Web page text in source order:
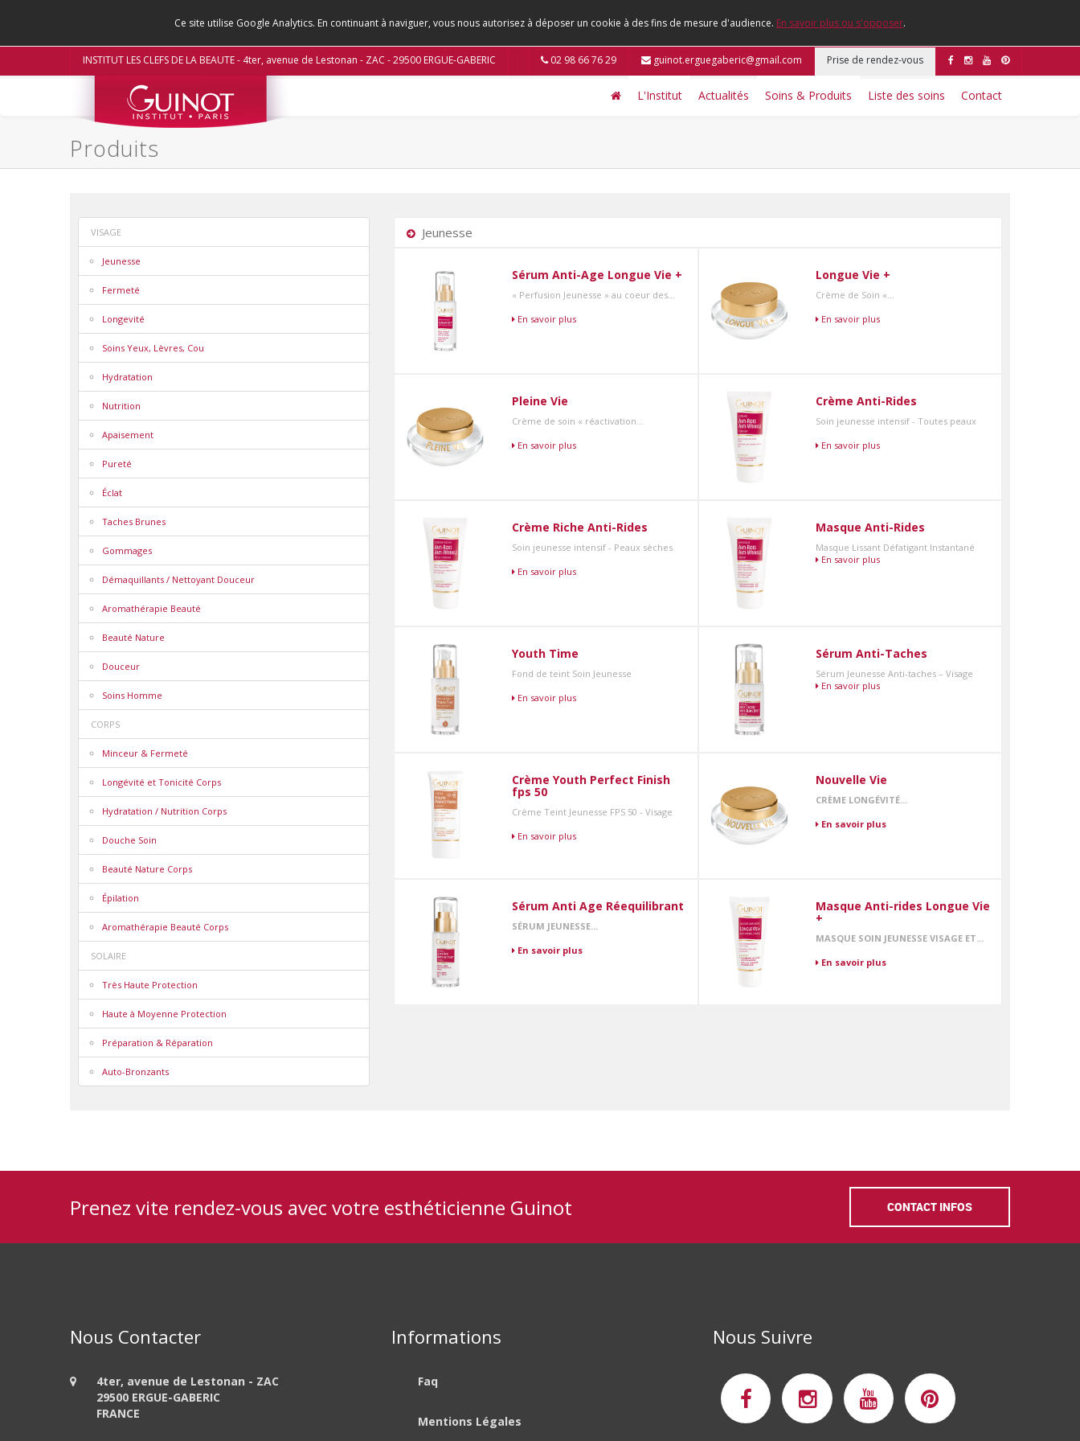
Ce site utilise Google Analytics. En continuant à naviguer, vous nous autorisez à déposer un cookie à des fins de mesure d'audience. En savoir plus ou s'opposer.
INSTITUT LES CLEFS DE LA BEAUTE - 4ter, avenue de Lestonan - ZAC - 29500 ERGUE-GABERIC 02 98 66 76 29 guinot.erguegaberic@gmail.com Prise de rendez-vous
L'Institut Actualités Soins & Produits Liste des soins Contact
Produits
VISAGE
Jeunesse
Fermeté
Longevité
Soins Yeux, Lèvres, Cou
Hydratation
Nutrition
Apaisement
Pureté
Éclat
Taches Brunes
Gommages
Démaquillants / Nettoyant Douceur
Aromathérapie Beauté
Beauté Nature
Douceur
Soins Homme
CORPS
Minceur & Fermeté
Longévité et Tonicité Corps
Hydratation / Nutrition Corps
Douche Soin
Beauté Nature Corps
Épilation
Aromathérapie Beauté Corps
SOLAIRE
Très Haute Protection
Haute à Moyenne Protection
Préparation & Réparation
Auto-Bronzants
Jeunesse
Sérum Anti-Age Longue Vie +
« Perfusion Jeunesse » au coeur des...
En savoir plus
Longue Vie +
Crème de Soin «...
En savoir plus
Pleine Vie
Crème de soin « réactivation...
En savoir plus
Crème Anti-Rides
Soin jeunesse intensif - Toutes peaux
En savoir plus
Crème Riche Anti-Rides
Soin jeunesse intensif - Peaux sèches
En savoir plus
Masque Anti-Rides
Masque Lissant Défatigant Instantané
En savoir plus
Youth Time
Fond de teint Soin Jeunesse
En savoir plus
Sérum Anti-Taches
Sérum Jeunesse Anti-taches – Visage
En savoir plus
Crème Youth Perfect Finish
fps 50
Crème Teint Jeunesse FPS 50 - Visage
En savoir plus
Nouvelle Vie
CRÈME LONGÉVITÉ...
En savoir plus
Sérum Anti Age Réequilibrant
SÉRUM JEUNESSE...
En savoir plus
Masque Anti-rides Longue Vie
+
MASQUE SOIN JEUNESSE VISAGE ET...
En savoir plus
CONTACT INFOS
Prenez vite rendez-vous avec votre esthéticienne Guinot
Nous Contacter
4ter, avenue de Lestonan - ZAC
29500 ERGUE-GABERIC
FRANCE
Informations
Faq
Mentions Légales
Nous Suivre